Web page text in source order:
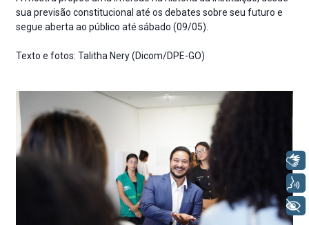
sua previsão constitucional até os debates sobre seu futuro e
segue aberta ao público até sábado (09/05).
Texto e fotos: Talitha Nery (Dicom/DPE-GO)
+ Acessibilidade